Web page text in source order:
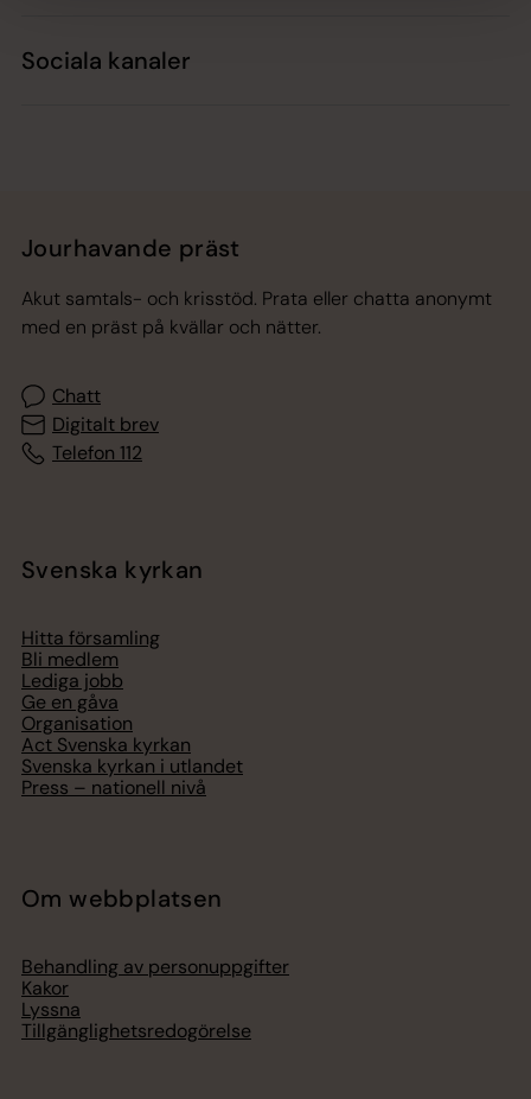
Sociala kanaler
Jourhavande präst
Akut samtals- och krisstöd. Prata eller chatta anonymt
med en präst på kvällar och nätter.
Chatt
Digitalt brev
Telefon 112
Svenska kyrkan
Hitta församling
Bli medlem
Lediga jobb
Ge en gåva
Organisation
Act Svenska kyrkan
Svenska kyrkan i utlandet
Press – nationell nivå
Om webbplatsen
Behandling av personuppgifter
Kakor
Lyssna
Tillgänglighetsredogörelse